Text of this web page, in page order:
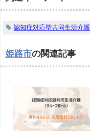
認知症対応型共同生活介護
姫路市の関連記事